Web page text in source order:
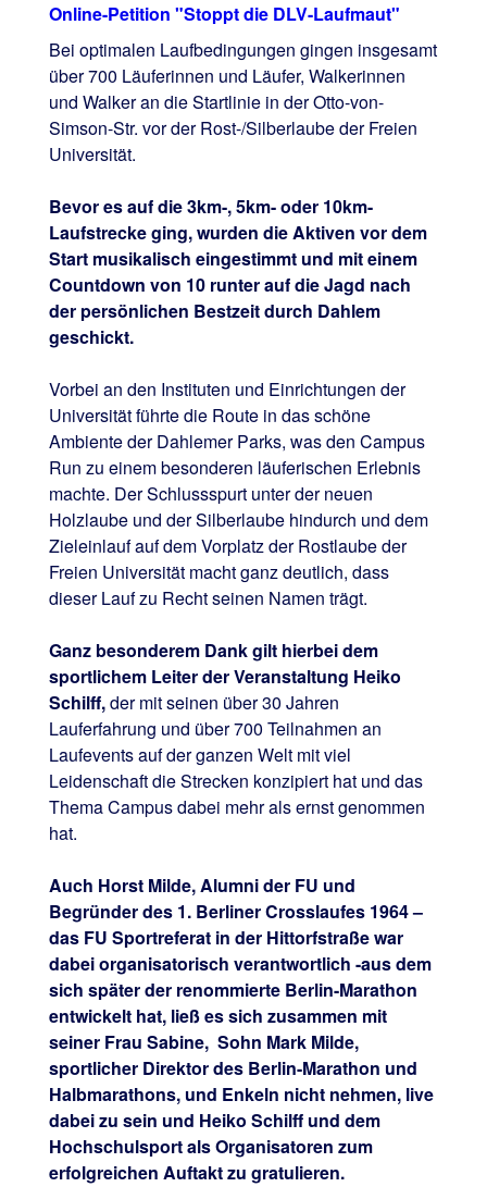
Online-Petition "Stoppt die DLV-Laufmaut"
Bei optimalen Laufbedingungen gingen insgesamt
über 700 Läuferinnen und Läufer, Walkerinnen
und Walker an die Startlinie in der Otto-von-
Simson-Str. vor der Rost-/Silberlaube der Freien
Universität.
Bevor es auf die 3km-, 5km- oder 10km-
Laufstrecke ging, wurden die Aktiven vor dem
Start musikalisch eingestimmt und mit einem
Countdown von 10 runter auf die Jagd nach
der persönlichen Bestzeit durch Dahlem
geschickt.
Vorbei an den Instituten und Einrichtungen der
Universität führte die Route in das schöne
Ambiente der Dahlemer Parks, was den Campus
Run zu einem besonderen läuferischen Erlebnis
machte. Der Schlussspurt unter der neuen
Holzlaube und der Silberlaube hindurch und dem
Zieleinlauf auf dem Vorplatz der Rostlaube der
Freien Universität macht ganz deutlich, dass
dieser Lauf zu Recht seinen Namen trägt.
Ganz besonderem Dank gilt hierbei dem
sportlichem Leiter der Veranstaltung Heiko
Schilff,der mit seinen über 30 Jahren
Lauferfahrung und über 700 Teilnahmen an
Laufevents auf der ganzen Welt mit viel
Leidenschaft die Strecken konzipiert hat und das
Thema Campus dabei mehr als ernst genommen
hat.
Auch Horst Milde, Alumni der FU und
Begründer des 1. Berliner Crosslaufes 1964 –
das FU Sportreferat in der Hittorfstraße war
dabei organisatorisch verantwortlich -aus dem
sich später der renommierte Berlin-Marathon
entwickelt hat, ließ es sich zusammen mit
seiner Frau Sabine, Sohn Mark Milde,
sportlicher Direktor des Berlin-Marathon und
Halbmarathons, und Enkeln nicht nehmen, live
dabei zu sein und Heiko Schilff und dem
Hochschulsport als Organisatoren zum
erfolgreichen Auftakt zu gratulieren.